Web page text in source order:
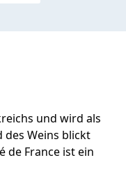
und wird als
des Weins blickt
de France ist ein